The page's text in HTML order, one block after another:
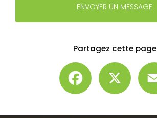
ENVOYER UN MESSAGE
Partagez cette page
Facebook